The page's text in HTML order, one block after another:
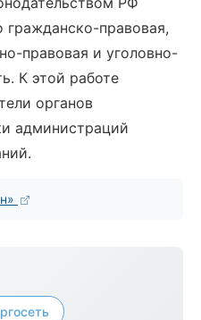
гражданско-правовая,
правовая и уголовно-
К этой работе
органов
администраций